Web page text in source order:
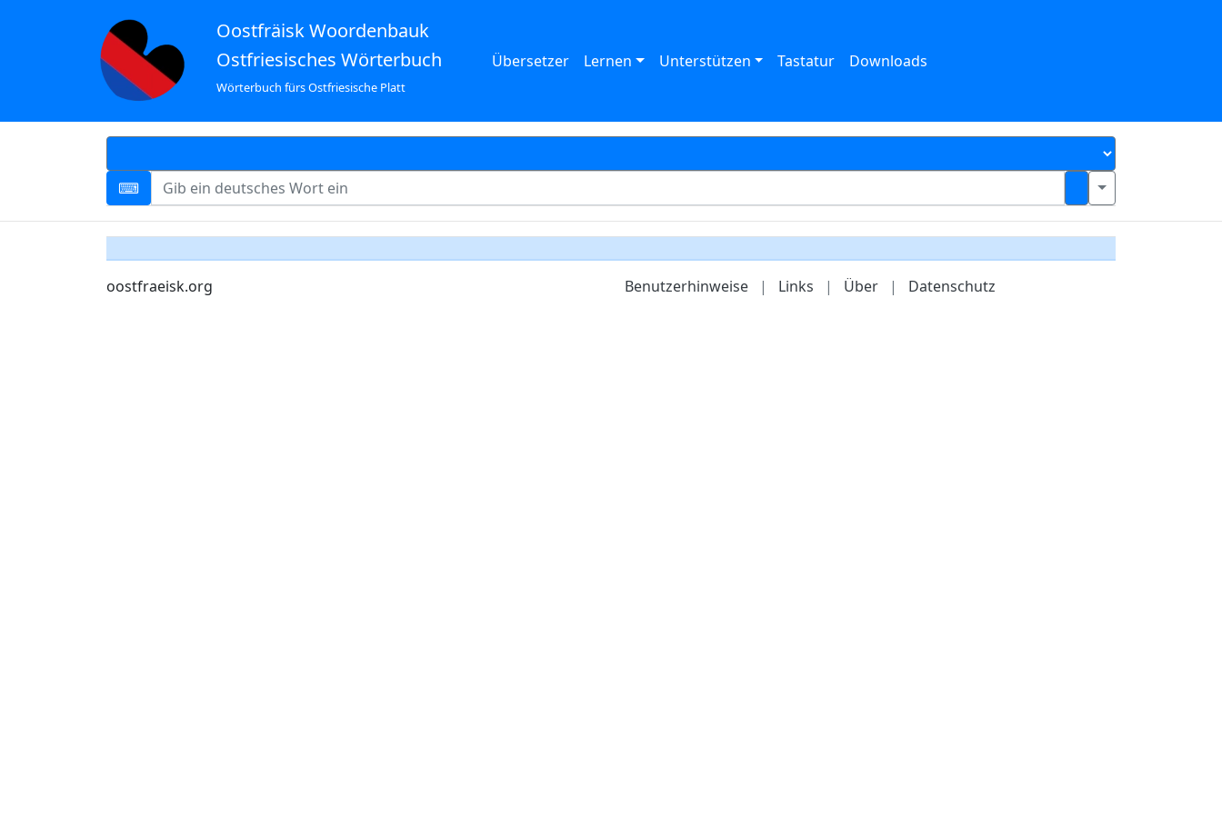
Oostfräisk Woordenbauk
Ostfriesisches Wörterbuch
Wörterbuch fürs Ostfriesische Platt
Übersetzer Lernen Unterstützen Tastatur Downloads
oostfraeisk.org Benutzerhinweise | Links | Über | Datenschutz